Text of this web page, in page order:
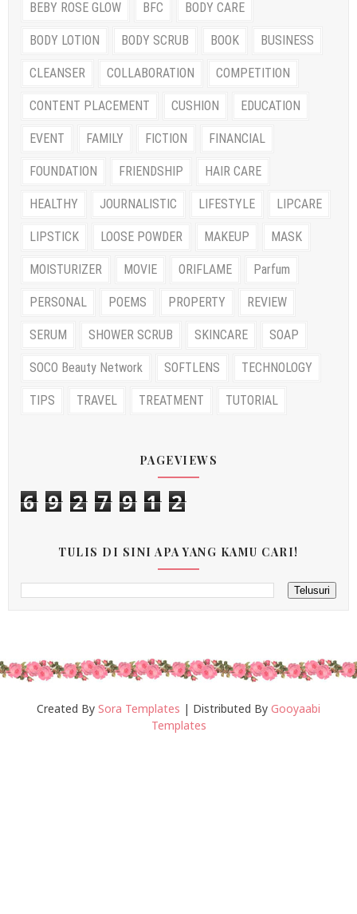
BEBY ROSE GLOW BFC BODY CARE
BODY LOTION BODY SCRUB BOOK BUSINESS
CLEANSER COLLABORATION COMPETITION
CONTENT PLACEMENT CUSHION EDUCATION
EVENT FAMILY FICTION FINANCIAL
FOUNDATION FRIENDSHIP HAIR CARE
HEALTHY JOURNALISTIC LIFESTYLE LIPCARE
LIPSTICK LOOSE POWDER MAKEUP MASK
MOISTURIZER MOVIE ORIFLAME Parfum
PERSONAL POEMS PROPERTY REVIEW
SERUM SHOWER SCRUB SKINCARE SOAP
SOCO Beauty Network SOFTLENS TECHNOLOGY
TIPS TRAVEL TREATMENT TUTORIAL
PAGEVIEWS
6 9 2 7 9 1 2
TULIS DI SINI APA YANG KAMU CARI!
Created By Sora Templates | Distributed By Gooyaabi
Templates